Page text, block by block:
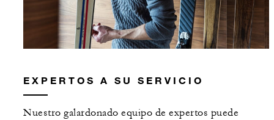
EXPERTOS A SU SERVICIO
Nuestro galardonado equipo de expertos puede